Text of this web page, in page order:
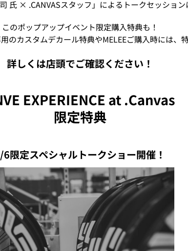
氏 × .CANVASスタッフ」によるトークセッション
このポップアップイベント限定購入特典も！
のカスタムデカール特典やMELEEご購入時には、
詳しくは店頭でご確認ください！
EXPERIENCE at .Canvas
限定特典
限定スペシャルトークショー開催！